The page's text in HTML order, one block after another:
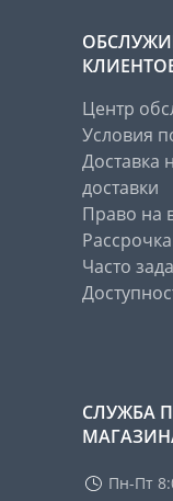
Центр
Условия
Доставка
доставки
Право на
Рассрочка
Часто
СЛУЖБА
Пн-Пт